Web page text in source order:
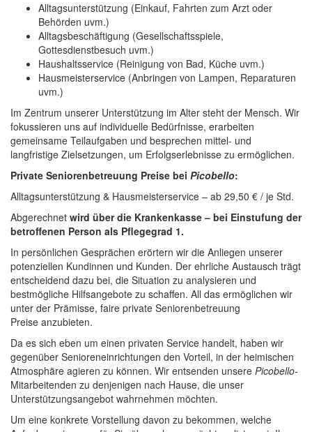
Alltagsunterstützung (Einkauf, Fahrten zum Arzt oder
Behörden uvm.)
Alltagsbeschäftigung (Gesellschaftsspiele,
Gottesdienstbesuch uvm.)
Haushaltsservice (Reinigung von Bad, Küche uvm.)
Hausmeisterservice (Anbringen von Lampen, Reparaturen
uvm.)
Im Zentrum unserer Unterstützung im Alter steht der Mensch. Wir
fokussieren uns auf individuelle Bedürfnisse, erarbeiten
gemeinsame Teilaufgaben und besprechen mittel- und
langfristige Zielsetzungen, um Erfolgserlebnisse zu ermöglichen.
Private Seniorenbetreuung Preise bei Picobello:
Alltagsunterstützung & Hausmeisterservice – ab 29,50 € / je Std.
Abgerechnet wird über die Krankenkasse – bei Einstufung der
betroffenen Person als Pflegegrad 1.
In persönlichen Gesprächen erörtern wir die Anliegen unserer
potenziellen Kundinnen und Kunden. Der ehrliche Austausch trägt
entscheidend dazu bei, die Situation zu analysieren und
bestmögliche Hilfsangebote zu schaffen. All das ermöglichen wir
unter der Prämisse, faire private Seniorenbetreuung
Preise anzubieten.
Da es sich eben um einen privaten Service handelt, haben wir
gegenüber Senioreneinrichtungen den Vorteil, in der heimischen
Atmosphäre agieren zu können. Wir entsenden unsere Picobello-
Mitarbeitenden zu denjenigen nach Hause, die unser
Unterstützungsangebot wahrnehmen möchten.
Um eine konkrete Vorstellung davon zu bekommen, welche